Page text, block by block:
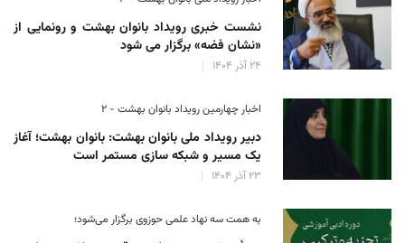
نشست خبری رویداد بانوان بهشت و رونمایی از
«نشان فضه» برگزار می شود
۲۴ آذر ۱۴۰۴
اخبار چهارمین رویداد بانوان بهشت - ۲
دبیر رویداد ملی بانوان بهشت: بانوان بهشت؛ آغاز
یک مسیر و شبکه سازی مستمر است
۲۳ آذر ۱۴۰۴
به همت سه نهاد علمی حوزوی برگزار می‌شود؛